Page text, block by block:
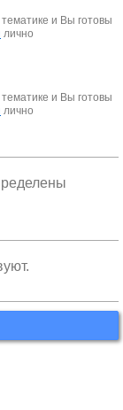
и Вы готовы
лично
и Вы готовы
лично